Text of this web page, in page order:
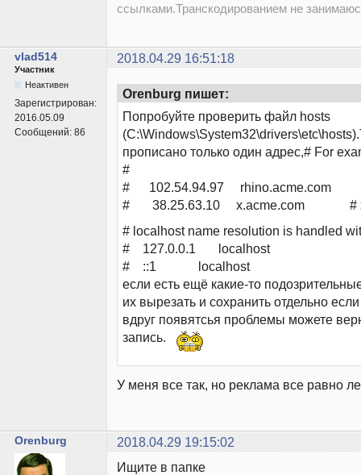
ссылками.Транскодированием не
vlad514 2018.04.29 16:51:18
Участник
Неактивен
Зарегистрирован:
2016.05.09
Сообщений: 86
Orenburg пишет:
Попробуйте проверить файл hosts
прописано только один адрес,# For
#
# 102.54.94.97 rhino.acme.com #
# 38.25.63.10 x.acme.com # x
# localhost name resolution is handled
# 127.0.0.1 localhost
# ::1 localhost
если есть ещё какие-то
их вырезать и сохранить отдельно
вдруг появятсья проблемы можете
запись.
У меня все так, но реклама все равно
Orenburg 2018.04.29 19:15:02
Ищите в папке